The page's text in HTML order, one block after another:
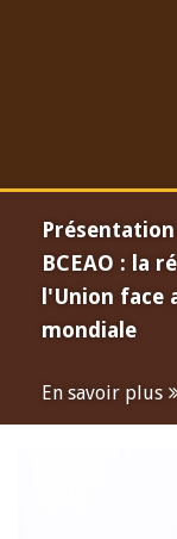
BCEAO : la
l'Union face
mondiale
En savoir plus